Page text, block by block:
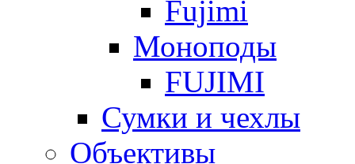
Fujimi
Моноподы
FUJIMI
Сумки и чехлы
Объективы